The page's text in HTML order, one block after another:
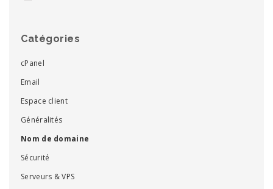
Catégories
cPanel
Email
Espace client
Généralités
Nom de domaine
Sécurité
Serveurs & VPS